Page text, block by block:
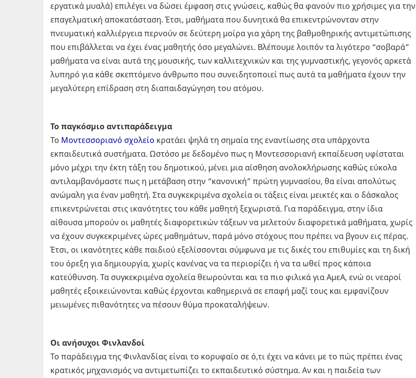
εργατικά μυαλά) επιλέγει να δώσει έμφαση στις γνώσεις, καθώς θα φανούν πιο χρήσιμες για την
επαγελματική αποκατάσταση. Έτσι, μαθήματα που δυνητικά θα επικεντρώνονταν στην
πνευματική καλλιέργεια περνούν σε δεύτερη μοίρα για χάρη της βαθμοθηρικής αντιμετώπισης
που επιβάλλεται να έχει ένας μαθητής όσο μεγαλώνει. Βλέπουμε λοιπόν τα λιγότερο “σοβαρά”
μαθήματα να είναι αυτά της μουσικής, των καλλιτεχνικών και της γυμναστικής, γεγονός αρκετά
λυπηρό για κάθε σκεπτόμενο άνθρωπο που συνειδητοποιεί πως αυτά τα μαθήματα έχουν την
μεγαλύτερη επίδραση στη διαπαιδαγώγηση του ατόμου.
Το παγκόσμιο αντιπαράδειγμα
Το Μοντεσσοριανό σχολείο κρατάει ψηλά τη σημαία της εναντίωσης στα υπάρχοντα
εκπαιδευτικά συστήματα. Ωστόσο με δεδομένο πως η Μοντεσσοριανή εκπαίδευση υφίσταται
μόνο μέχρι την έκτη τάξη του δημοτικού, μένει μια αίσθηση ανολοκλήρωσης καθώς εύκολα
αντιλαμβανόμαστε πως η μετάβαση στην “κανονική” πρώτη γυμνασίου, θα είναι απολύτως
ανώμαλη για έναν μαθητή. Στα συγκεκριμένα σχολεία οι τάξεις είναι μεικτές και ο δάσκαλος
επικεντρώνεται στις ικανότητες του κάθε μαθητή ξεχωριστά. Για παράδειγμα, στην ίδια
αίθουσα μπορούν οι μαθητές διαφορετικών τάξεων να μελετούν διαφορετικά μαθήματα, χωρίς
να έχουν συγκεκριμένες ώρες μαθημάτων, παρά μόνο στόχους που πρέπει να βγουν εις πέρας.
Έτσι, οι ικανότητες κάθε παιδιού εξελίσσονται σύμφωνα με τις δικές του επιθυμίες και τη δική
του όρεξη για δημιουργία, χωρίς κανένας να τα περιορίζει ή να τα ωθεί προς κάποια
κατεύθυνση. Τα συγκεκριμένα σχολεία θεωρούνται και τα πιο φιλικά για ΑμεΑ, ενώ οι νεαροί
μαθητές εξοικειώνονται καθώς έρχονται καθημερινά σε επαφή μαζί τους και εμφανίζουν
μειωμένες πιθανότητες να πέσουν θύμα προκαταλήψεων.
Οι ανήσυχοι Φινλανδοί
Το παράδειγμα της Φινλανδίας είναι το κορυφαίο σε ό,τι έχει να κάνει με το πώς πρέπει ένας
κρατικός μηχανισμός να αντιμετωπίζει το εκπαιδευτικό σύστημα. Αν και η παιδεία των